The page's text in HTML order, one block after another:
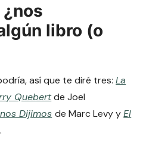
libro (o
así que te diré tres:La
Quebertde Joel
Dijimos de Marc Levy yEl